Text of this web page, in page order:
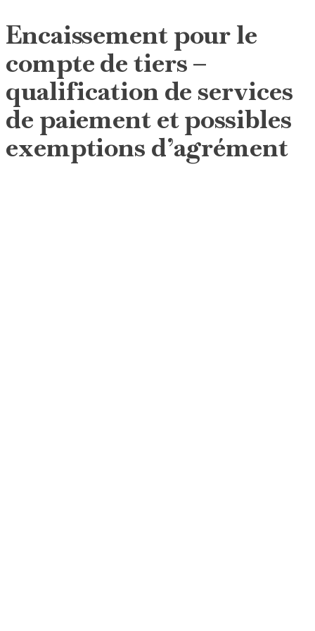
Encaissement pour le
compte de tiers –
qualification de services
de paiement et possibles
exemptions d’agrément